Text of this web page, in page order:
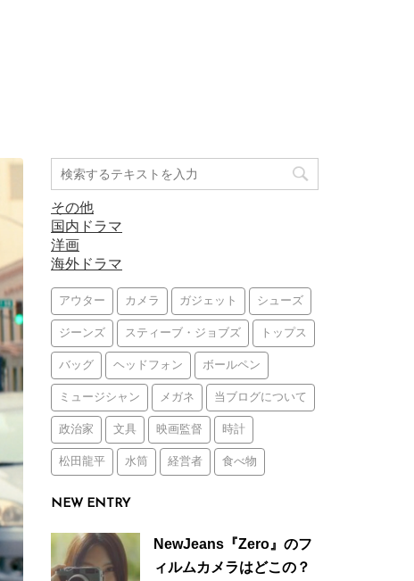
その他
国内ドラマ
洋画
海外ドラマ
アウター カメラ ガジェット シューズ
ジーンズ スティーブ・ジョブズ トップス
バッグ ヘッドフォン ボールペン
ミュージシャン メガネ 当ブログについて
政治家 文具 映画監督 時計
松田龍平 水筒 経営者 食べ物
NEW ENTRY
NewJeans『Zero』のフ
ィルムカメラはどこの？